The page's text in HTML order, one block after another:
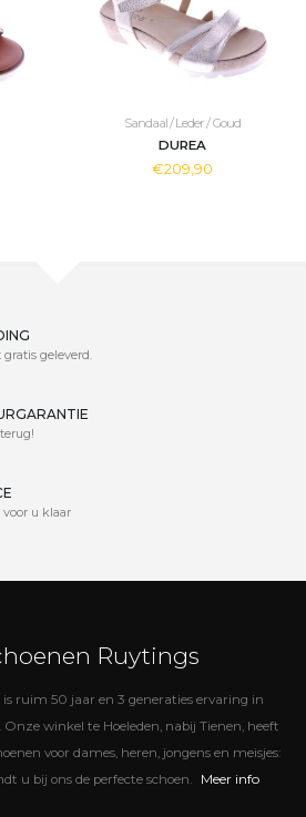
Sandaal / Leder / Goud
DUREA
€209,90
geleverd.
u klaar
Ruytings
is ruim 50 jaar en 3 generaties ervaring in
winkel te Hoeleden, nabij Tienen, heeft
voor dames, heren, jongens en meisjes:
u bij ons de perfecte schoen.
Meer info